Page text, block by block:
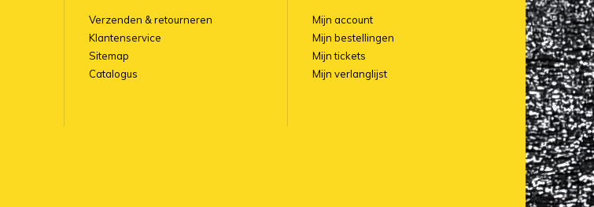
Verzenden & retourneren
Klantenservice
Sitemap
Catalogus
Mijn account
Mijn bestellingen
Mijn tickets
Mijn verlanglijst